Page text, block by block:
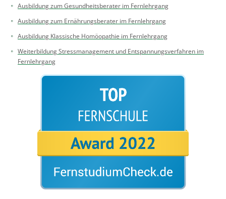
Ausbildung zum Gesundheitsberater im Fernlehrgang
Ausbildung zum Ernährungsberater im Fernlehrgang
Ausbildung Klassische Homöopathie im Fernlehrgang
Weiterbildung Stressmanagement und Entspannungsverfahren im
Fernlehrgang